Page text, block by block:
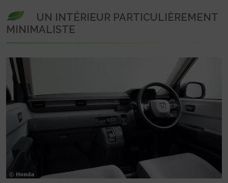
UN INTÉRIEUR PARTICULIÈREMENT
MINIMALISTE